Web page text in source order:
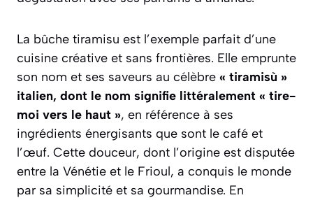
La bûche tiramisu est l’exemple parfait d’une
cuisine créative et sans frontières. Elle emprunte
son nom et ses saveurs au célèbre « tiramisù »
italien, dont le nom signifie littéralement « tire-
moi vers le haut », en référence à ses
ingrédients énergisants que sont le café et
l’œuf. Cette douceur, dont l’origine est disputée
entre la Vénétie et le Frioul, a conquis le monde
par sa simplicité et sa gourmandise. En